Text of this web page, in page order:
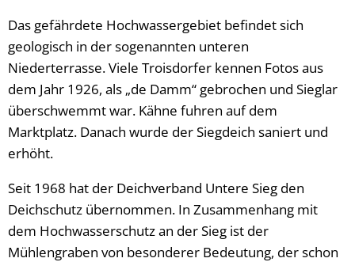
Das gefährdete Hochwassergebiet befindet sich
geologisch in der sogenannten unteren
Niederterrasse. Viele Troisdorfer kennen Fotos aus
dem Jahr 1926, als „de Damm“ gebrochen und Sieglar
überschwemmt war. Kähne fuhren auf dem
Marktplatz. Danach wurde der Siegdeich saniert und
erhöht.
Seit 1968 hat der Deichverband Untere Sieg den
Deichschutz übernommen. In Zusammenhang mit
dem Hochwasserschutz an der Sieg ist der
Mühlengraben von besonderer Bedeutung, der schon